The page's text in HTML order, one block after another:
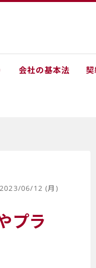
会社の基本法 契
2023/06/12 (月)
プラ